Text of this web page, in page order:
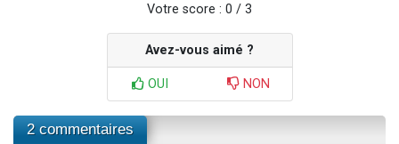
Votre score : 0 / 3
Avez-vous aimé ?
OUI NON
2 commentaires